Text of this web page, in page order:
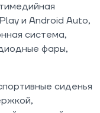
и Android Auto,
система,
фары,
сиденья